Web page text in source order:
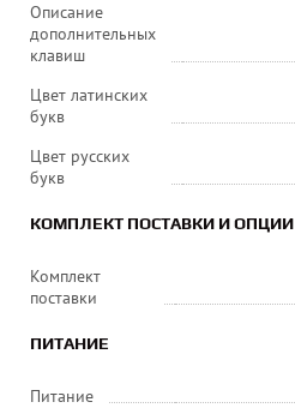
Описание
дополнительных
клавиш
Цвет латинских
букв
Цвет русских
букв
КОМПЛЕКТ ПОСТАВКИ И ОПЦИИ
Комплект
поставки
ПИТАНИЕ
Питание